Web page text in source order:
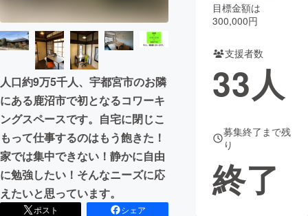
CAMPFIRE for Social Good
CAMPFIRE Creation
CAMPFIREふるさと納税machi-ya コミュニティ
人口約9万5千人、宇都宮市のお隣
にある鹿沼市で初となるコワーキ
ングスペースです。自宅に閉じこ
もって仕事するのはもう飽きた！
家では集中できない！静かに自由
に勉強したい！そんなニーズに応
えたいと思っています。
ポスト
シェア
目標金額は
300,000円
支援者数
33人
募集終了まで残
り
終了